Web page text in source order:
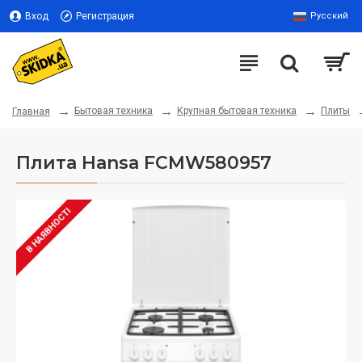
Вход Регистрация Русский
Главная Бытовая техника Крупная бытовая техника Плиты
Плита Hansa FCMW580957
В НАЯВНОСТІ